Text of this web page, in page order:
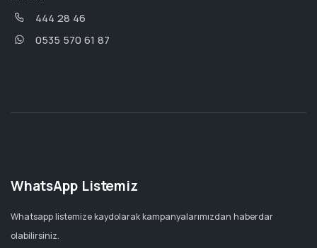
444 28 46
0535 570 61 87
WhatsApp Listemiz
Whatsapp listemize kaydolarak kampanyalarımızdan haberdar
olabilirsiniz.